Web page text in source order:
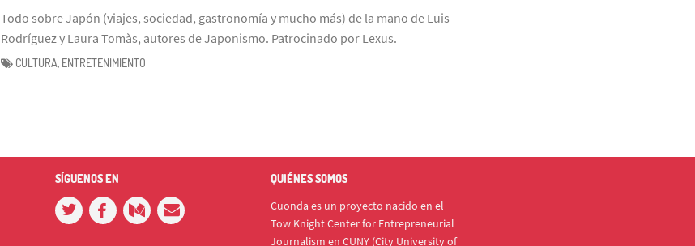
Todo sobre Japón (viajes, sociedad, gastronomía y mucho más) de la mano de Luis
Rodríguez y Laura Tomàs, autores de Japonismo. Patrocinado por Lexus.
CULTURA, ENTRETENIMIENTO
SÍGUENOS EN QUIÉNES SOMOS
Cuonda es un proyecto nacido en el
Tow Knight Center for Entrepreneurial
Journalism en CUNY (City University of